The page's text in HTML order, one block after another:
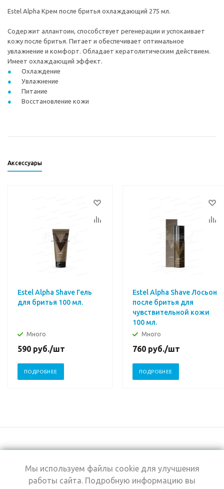
Estel Alpha Крем после бритья охлаждающий 275 мл.
Содержит аллантоин, способствует регенерации и успокаивает
кожу после бритья. Питает и обеспечивает оптимальное
увлажнение и комфорт. Обладает кератолитическим действием.
Имеет охлаждающий эффект.
Охлаждение
Увлажнение
Питание
Восстановление кожи
Аксессуары
Estel Alpha Shave Гель
для бритья 100 мл.
Много
590 руб./шт
ПОДРОБНЕЕ
Estel Alpha Shave Лосьон
после бритья для
чувствительной кожи
100 мл.
Много
760 руб./шт
ПОДРОБНЕЕ
+7 (495) 969-0950
Мы используем файлы cookie для улучшения
работы сайта. Подробную информацию вы